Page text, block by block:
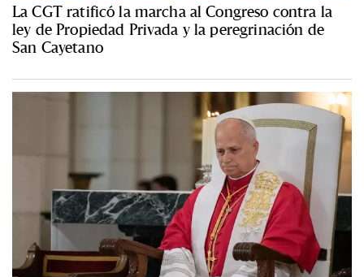
La CGT ratificó la marcha al Congreso contra la
ley de Propiedad Privada y la peregrinación de
San Cayetano